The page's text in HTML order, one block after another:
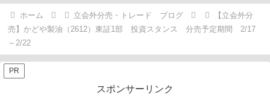
ホーム 立会外分売・トレード ブログ
【立会外分
売】かどや製油（2612）東証1部 投資スタンス 分売予定期間 2/17
～2/22
PR
スポンサーリンク